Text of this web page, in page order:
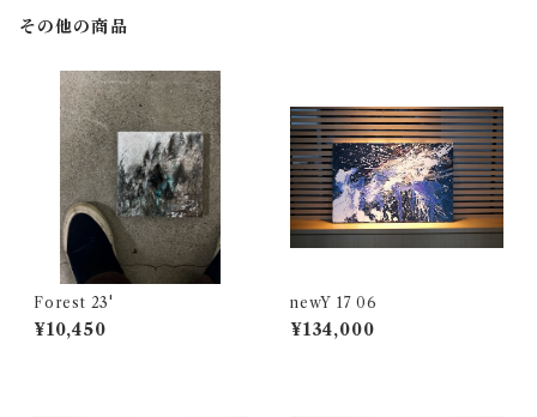
その他の商品
Forest 23'
¥10,450
newY 17 06
¥134,000